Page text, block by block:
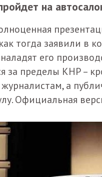
на
тогда заявили в
его
за пределы КНР –
а
Официальная